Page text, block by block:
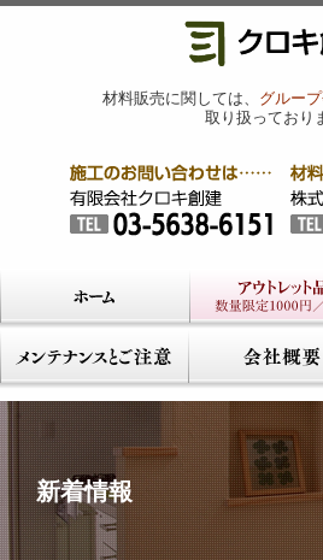
材料販売に関しては、 グルー
取り扱っており
新着情報